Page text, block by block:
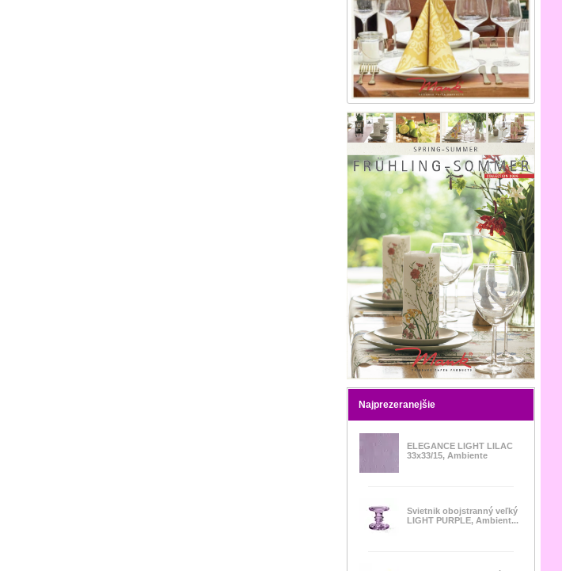
Najprezeranejšie
ELEGANCE LIGHT LILAC
33x33/15, Ambiente
Svietnik obojstranný veľký
LIGHT PURPLE, Ambient...